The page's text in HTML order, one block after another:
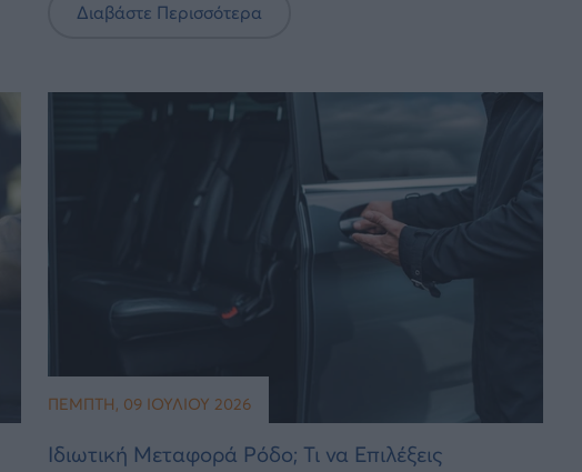
Διαβάστε Περισσότερα
ΠΈΜΠΤΗ, 09 ΙΟΥΛΊΟΥ 2026
Ιδιωτική Μεταφορά Ρόδο; Τι να Επιλέξεις